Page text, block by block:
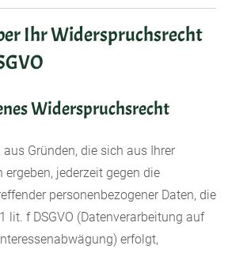
Ihr Widerspruchsrecht
Widerspruchsrecht
Gründen, die sich aus Ihrer
jederzeit gegen die
personenbezogener Daten, die
lit. f DSGVO (Datenverarbeitung auf
erfolgt,